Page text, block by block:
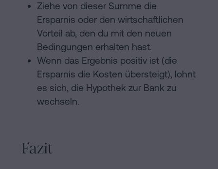
Ziehe von dieser Summe die
Ersparnis oder den wirtschaftlichen
Vorteil ab, den du mit den neuen
Bedingungen erhalten hast.
Wenn das Ergebnis positiv ist (die
Ersparnis die Kosten übersteigt), lohnt
es sich, die Hypothek zur Bank zu
wechseln.
Fazit